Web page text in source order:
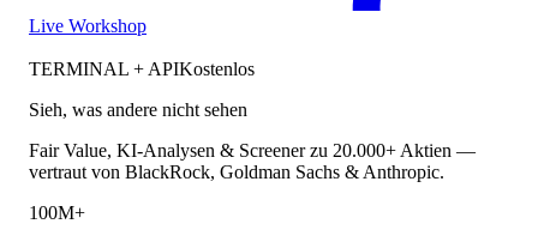
Live Workshop
TERMINAL + APIKostenlos
Sieh, was andere nicht sehen
Fair Value, KI-Analysen & Screener zu 20.000+ Aktien —
vertraut von BlackRock, Goldman Sachs & Anthropic.
100M+